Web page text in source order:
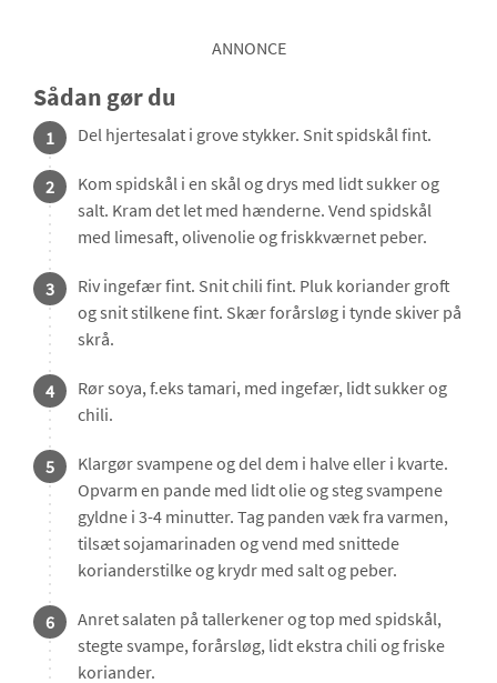
ANNONCE
Sådan gør du
1 Del hjertesalat i grove stykker. Snit spidskål fint.
2
Kom spidskål i en skål og drys med lidt sukker og
salt. Kram det let med hænderne. Vend spidskål
med limesaft, olivenolie og friskkværnet peber.
3
Riv ingefær fint. Snit chili fint. Pluk koriander groft
og snit stilkene fint. Skær forårsløg i tynde skiver på
skrå.
4
Rør soya, f.eks tamari, med ingefær, lidt sukker og
chili.
5
Klargør svampene og del dem i halve eller i kvarte.
Opvarm en pande med lidt olie og steg svampene
gyldne i 3-4 minutter. Tag panden væk fra varmen,
tilsæt sojamarinaden og vend med snittede
korianderstilke og krydr med salt og peber.
6
Anret salaten på tallerkener og top med spidskål,
stegte svampe, forårsløg, lidt ekstra chili og friske
koriander.